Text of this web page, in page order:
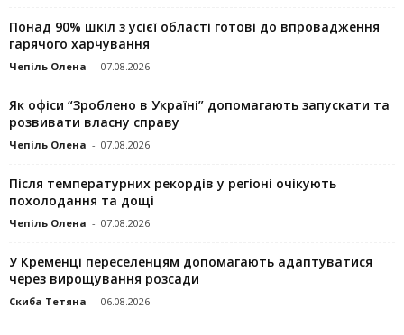
Понад 90% шкіл з усієї області готові до впровадження
гарячого харчування
Чепіль Олена - 07.08.2026
Як офіси “Зроблено в Україні” допомагають запускaти та
розвивати власну справу
Чепіль Олена - 07.08.2026
Після температурних рекордів у регіоні очікують
похолодання та дощі
Чепіль Олена - 07.08.2026
У Кременці переселенцям допомагають адаптуватися
через вирощування розсади
Скиба Тетяна - 06.08.2026